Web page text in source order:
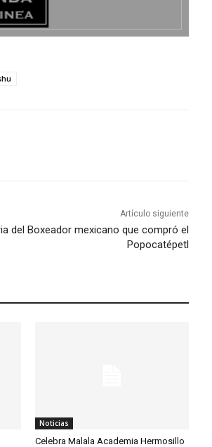
Artículo siguiente
del Boxeador mexicano que compró el
Popocatépetl
Noticias
Celebra Malala Academia Hermosillo